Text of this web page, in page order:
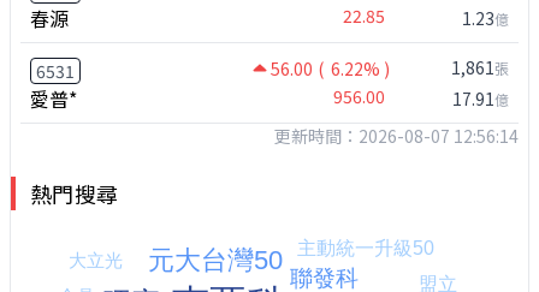
春源 22.85 1.23億
6531 56.00 ( 6.22% )
愛普* 956.00
1,861張
17.91億
更新時間：2026-08-07 12:56:14
熱門搜尋